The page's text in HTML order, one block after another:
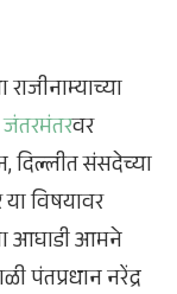
राजीनाम्याच्या
जंतरमंतरवर
संसदेच्या
या विषयावर
आघाडी आमने
पंतप्रधान नरेंद्र